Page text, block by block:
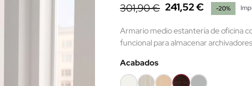
301,90 € 241,52 € -20%
Armario medio estantería de oficina
funcional para almacenar
Acabados
BlancoRobleHayaWengué
Gris